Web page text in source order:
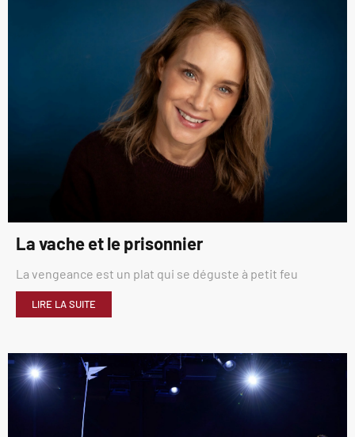
La vache et le prisonnier
La vengeance est un plat qui se déguste à petit feu
LIRE LA SUITE